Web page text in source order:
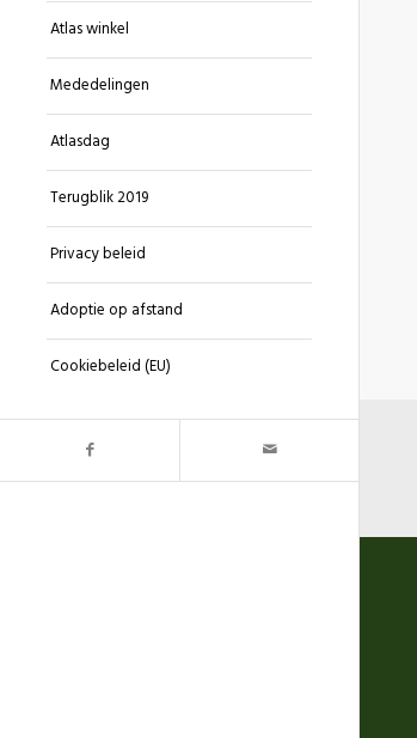
Atlas winkel
Mededelingen
Atlasdag
Terugblik 2019
Privacy beleid
Adoptie op afstand
Cookiebeleid (EU)